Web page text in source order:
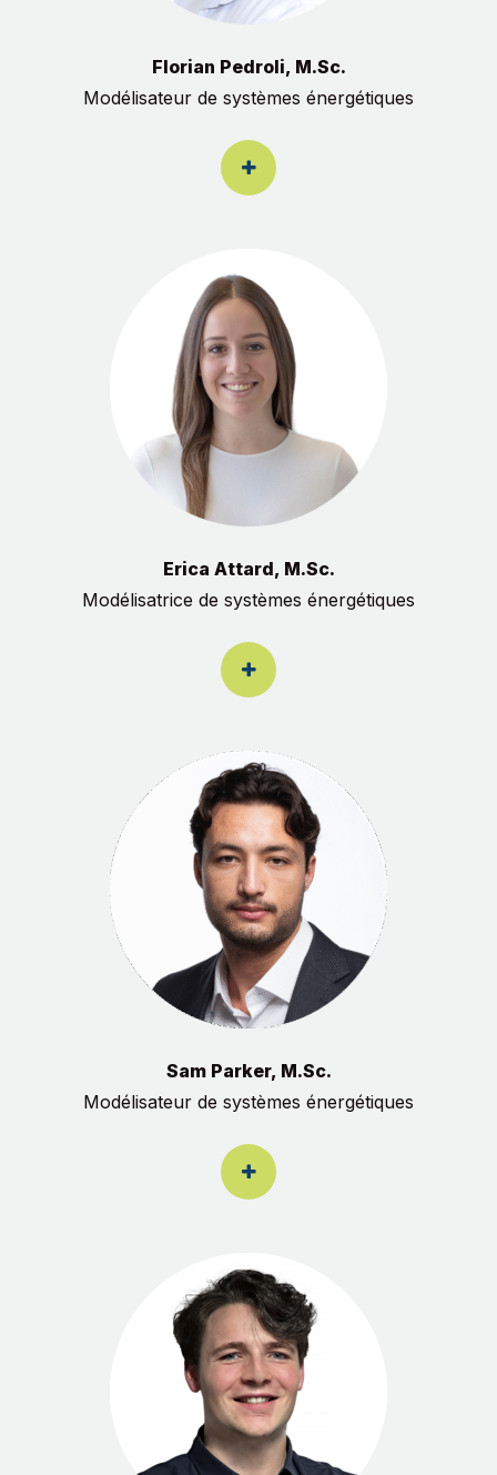
Florian Pedroli, M.Sc.
Modélisateur de systèmes énergétiques
Erica Attard, M.Sc.
Modélisatrice de systèmes énergétiques
Sam Parker, M.Sc.
Modélisateur de systèmes énergétiques